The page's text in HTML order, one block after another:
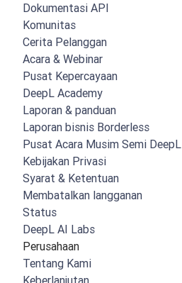
Dokumentasi API
Komunitas
Cerita Pelanggan
Acara & Webinar
Pusat Kepercayaan
DeepL Academy
Laporan & panduan
Laporan bisnis Borderless
Pusat Acara Musim Semi DeepL
Kebijakan Privasi
Syarat & Ketentuan
Membatalkan langganan
Status
DeepL AI Labs
Perusahaan
Tentang Kami